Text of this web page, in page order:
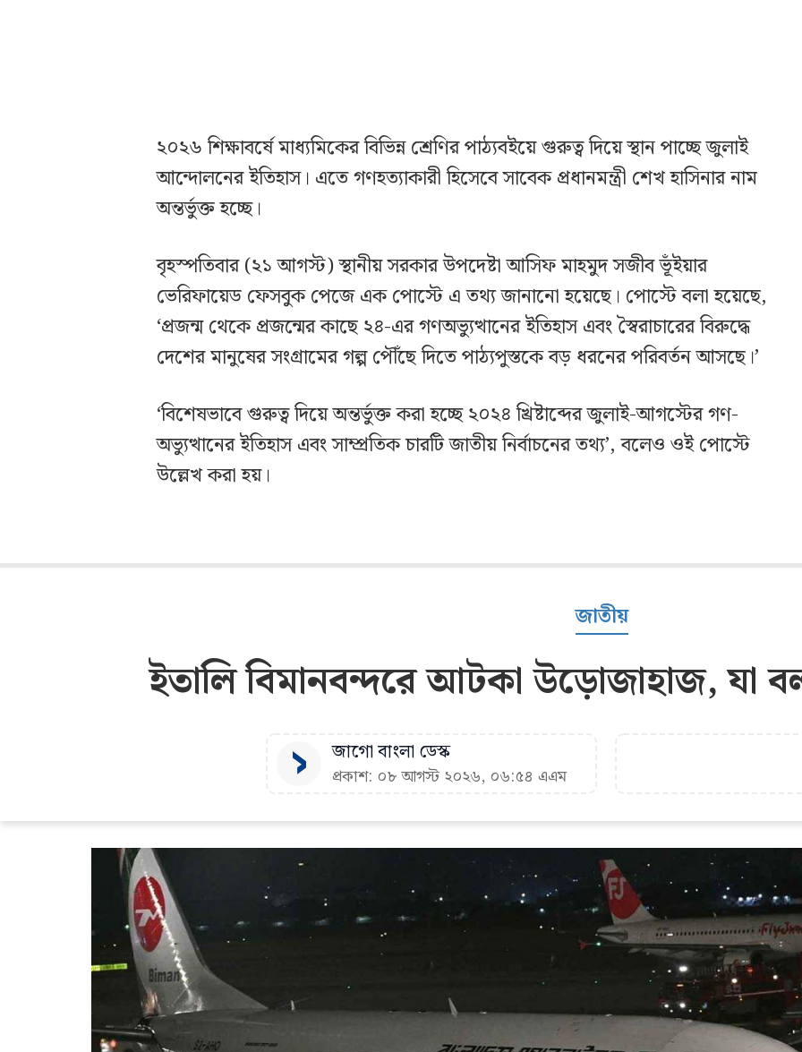
২০২৬ শিক্ষাবর্ষে মাধ্যমিকের বিভিন্ন শ্রেণির পাঠ্যবইয়ে গুরুত্ব দিয়ে স্থান পাচ্ছে জুলাই
আন্দোলনের ইতিহাস। এতে গণহত্যাকারী হিসেবে সাবেক প্রধানমন্ত্রী শেখ হাসিনার নাম
অন্তর্ভুক্ত হচ্ছে।
বৃহস্পতিবার (২১ আগস্ট) স্থানীয় সরকার উপদেষ্টা আসিফ মাহমুদ সজীব ভূঁইয়ার
ভেরিফায়েড ফেসবুক পেজে এক পোস্টে এ তথ্য জানানো হয়েছে। পোস্টে বলা হয়েছে,
‘প্রজন্ম থেকে প্রজন্মের কাছে ২৪-এর গণঅভ্যুত্থানের ইতিহাস এবং স্বৈরাচারের বিরুদ্ধে
দেশের মানুষের সংগ্রামের গল্প পৌঁছে দিতে পাঠ্যপুস্তকে বড় ধরনের পরিবর্তন আসছে।’
‘বিশেষভাবে গুরুত্ব দিয়ে অন্তর্ভুক্ত করা হচ্ছে ২০২৪ খ্রিষ্টাব্দের জুলাই-আগস্টের গণ-
অভ্যুত্থানের ইতিহাস এবং সাম্প্রতিক চারটি জাতীয় নির্বাচনের তথ্য’, বলেও ওই পোস্টে
উল্লেখ করা হয়।
জাতীয়
ইতালি বিমানবন্দরে আটকা উড়োজাহাজ, যা
জাগো বাংলা ডেস্ক
প্রকাশ: ০৮ আগস্ট ২০২৬, ০৬:৫৪ এএম